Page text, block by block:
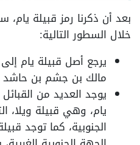
بعد أن ذكرنا رمز قبيلة
خلال السطور التالية:
يرجع أصل قبيلة يام
مالك بن جشم بن حاشد
يوجد العديد من
يام، وهي قبيلة ويلا،
الجنوبية، كما توجد